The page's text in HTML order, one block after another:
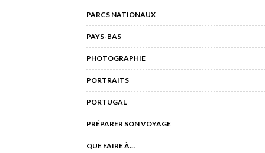
PARCS NATIONAUX
PAYS-BAS
PHOTOGRAPHIE
PORTRAITS
PORTUGAL
PRÉPARER SON VOYAGE
QUE FAIRE À…